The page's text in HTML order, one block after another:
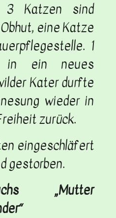
3 Katzen sind
eine Katze
1
in ein neues
Kater durfte
wieder in
zurück.
eingeschläfert
gestorben.
„Mutter